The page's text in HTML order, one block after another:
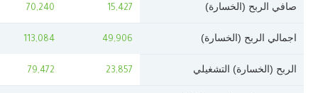
صافي الربح (الخسارة) 15,427
70,240
اجمالي الربح (الخسارة) 49,906
113,084
الربح (الخسارة) التشغيلي 23,857
79,472